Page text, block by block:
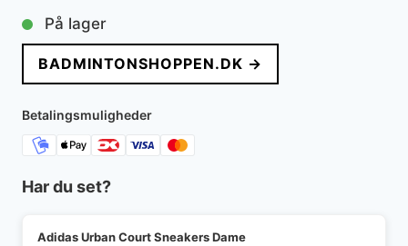
oprindelige
pris
var:
599 kr..
pris
er:
På lager
BADMINTONSHOPPEN.DK →
Betalingsmuligheder
Har du set?
Adidas Urban Court Sneakers Dame